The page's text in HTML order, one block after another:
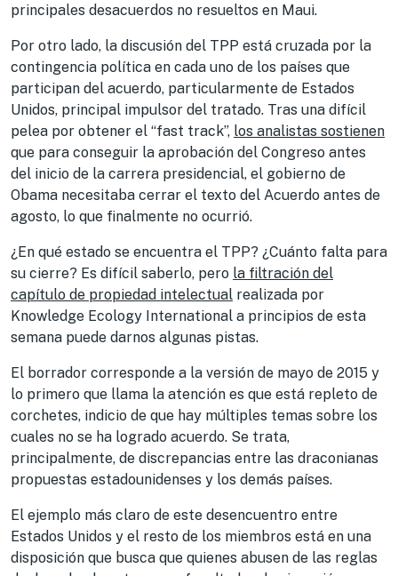
principales desacuerdos no resueltos en Maui.
Por otro lado, la discusión del TPP está cruzada por la
contingencia política en cada uno de los países que
participan del acuerdo, particularmente de Estados
Unidos, principal impulsor del tratado. Tras una difícil
pelea por obtener el “fast track”, los analistas sostienen
que para conseguir la aprobación del Congreso antes
del inicio de la carrera presidencial, el gobierno de
Obama necesitaba cerrar el texto del Acuerdo antes de
agosto, lo que finalmente no ocurrió.
¿En qué estado se encuentra el TPP? ¿Cuánto falta para
su cierre? Es difícil saberlo, pero la filtración del
capítulo de propiedad intelectual realizada por
Knowledge Ecology International a principios de esta
semana puede darnos algunas pistas.
El borrador corresponde a la versión de mayo de 2015 y
lo primero que llama la atención es que está repleto de
corchetes, indicio de que hay múltiples temas sobre los
cuales no se ha logrado acuerdo. Se trata,
principalmente, de discrepancias entre las draconianas
propuestas estadounidenses y los demás países.
El ejemplo más claro de este desencuentro entre
Estados Unidos y el resto de los miembros está en una
disposición que busca que quienes abusen de las reglas